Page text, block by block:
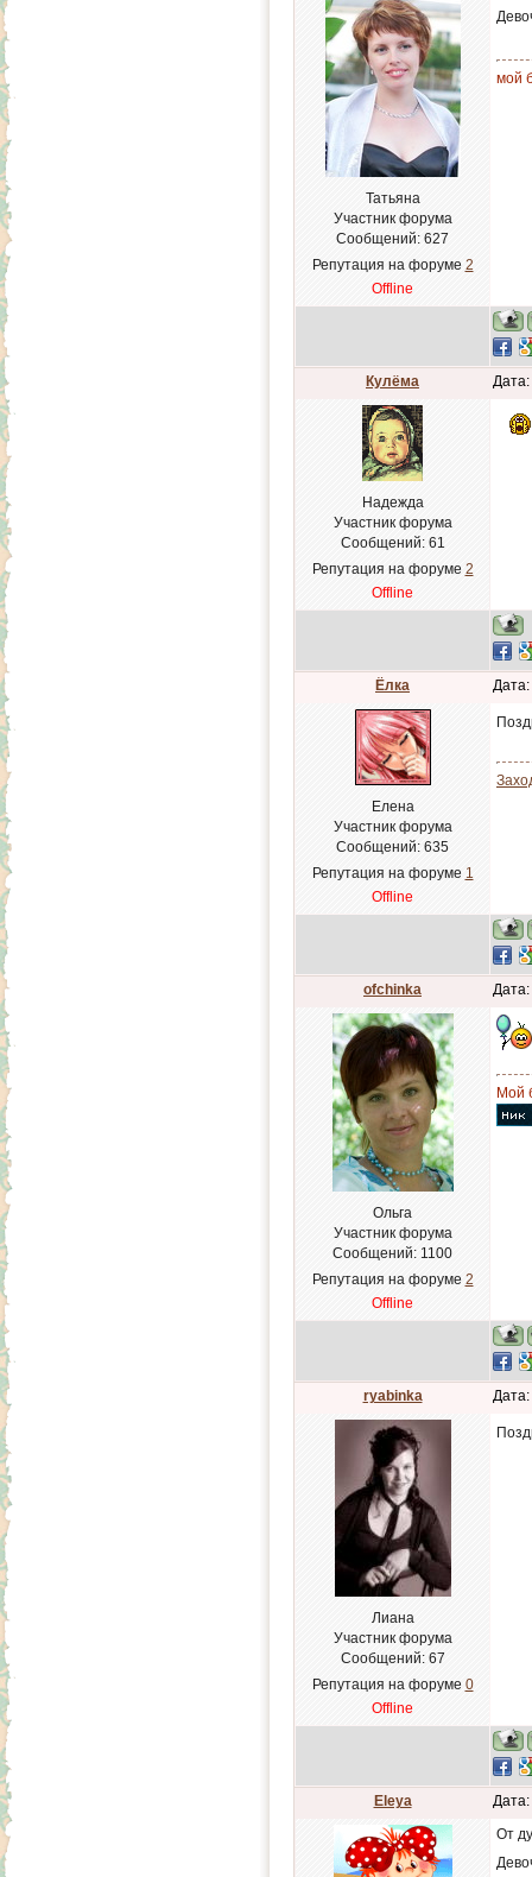
Татьяна
Участник форума
Сообщений: 627
Репутация на форуме 2
Offline
мой
Кулёма
Надежда
Участник форума
Сообщений: 61
Репутация на форуме 2
Offline
Ёлка
Елена
Участник форума
Сообщений: 635
Репутация на форуме 1
Offline
ofchinka
Ольга
Участник форума
Сообщений: 1100
Репутация на форуме 2
Offline
Мой
ryabinka
Лиана
Участник форума
Сообщений: 67
Репутация на форуме 0
Offline
Eleya
От